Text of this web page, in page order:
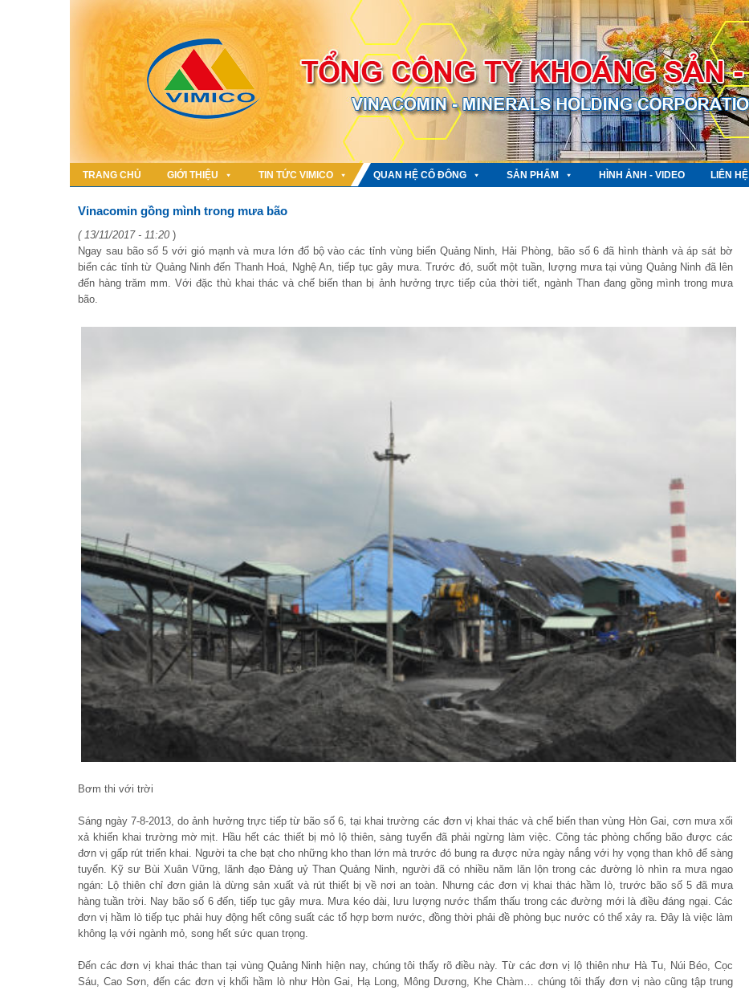
TRANG CHỦ GIỚI THIỆU TIN TỨC VIMICO QUAN HỆ CỔ ĐÔNG SẢN PHẨM HÌNH ẢNH - VIDEO LIÊN HỆ
Vinacomin gồng mình trong mưa bão
( 13/11/2017 - 11:20 )
Ngay sau bão số 5 với gió mạnh và mưa lớn đổ bộ vào các tỉnh vùng biển Quảng Ninh, Hải Phòng, bão số 6 đã hình thành và áp sát bờ
biển các tỉnh từ Quảng Ninh đến Thanh Hoá, Nghệ An, tiếp tục gây mưa. Trước đó, suốt một tuần, lượng mưa tại vùng Quảng Ninh đã lên
đến hàng trăm mm. Với đặc thù khai thác và chế biến than bị ảnh hưởng trực tiếp của thời tiết, ngành Than đang gồng mình trong mưa
bão.
Bơm thi với trời
Sáng ngày 7-8-2013, do ảnh hưởng trực tiếp từ bão số 6, tại khai trường các đơn vị khai thác và chế biến than vùng Hòn Gai, cơn mưa xối
xả khiến khai trường mờ mịt. Hầu hết các thiết bị mỏ lộ thiên, sàng tuyển đã phải ngừng làm việc. Công tác phòng chống bão được các
đơn vị gấp rút triển khai. Người ta che bạt cho những kho than lớn mà trước đó bung ra được nửa ngày nắng với hy vọng than khô để sàng
tuyển. Kỹ sư Bùi Xuân Vững, lãnh đạo Đảng uỷ Than Quảng Ninh, người đã có nhiều năm lăn lộn trong các đường lò nhìn ra mưa ngao
ngán: Lộ thiên chỉ đơn giản là dừng sản xuất và rút thiết bị về nơi an toàn. Nhưng các đơn vị khai thác hầm lò, trước bão số 5 đã mưa
hàng tuần trời. Nay bão số 6 đến, tiếp tục gây mưa. Mưa kéo dài, lưu lượng nước thẩm thấu trong các đường mới là điều đáng ngại. Các
đơn vị hầm lò tiếp tục phải huy động hết công suất các tổ hợp bơm nước, đồng thời phải đề phòng bục nước có thể xảy ra. Đây là việc làm
không lạ với ngành mỏ, song hết sức quan trọng.
Đến các đơn vị khai thác than tại vùng Quảng Ninh hiện nay, chúng tôi thấy rõ điều này. Từ các đơn vị lộ thiên như Hà Tu, Núi Béo, Cọc
Sáu, Cao Sơn, đến các đơn vị khối hầm lò như Hòn Gai, Hạ Long, Mông Dương, Khe Chàm… chúng tôi thấy đơn vị nào cũng tập trung